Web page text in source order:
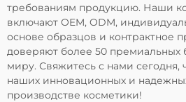
требованиям продукцию. Наши
включают OEM, ODM,
основе образцов и контрактное
доверяют более 50 премиальных
миру. Свяжитесь с нами сегодня,
наших инновационных и
производстве косметики!